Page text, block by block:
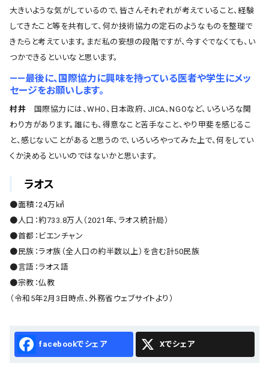
大きいような気がしているので、皆さんそれぞれが考えていること、経験
してきたこと等を共有して、何か技術協力の定石のようなものを整理で
きたらと考えています。まだ私の妄想の段階ですが、今すぐでなくても、い
つかできるといいなと思います。
――最後に、国際協力に興味を持っている医者や学生にメッ
セージをお願いします。
村井 国際協力には、WHO、日本政府、JICA、NGOなど、いろいろな関
わり方があります。誰にも、得意なこと苦手なこと、やり甲斐を感じるこ
と、感じないことがあると思うので、いろいろやってみた上で、何をしてい
くか決めるといいのではないかと思います。
ラオス
●面積：24万㎢
●人口：約733.8万人（2021年、ラオス統計局）
●首都：ビエンチャン
●民族：ラオ族（全人口の約半数以上）を含む計50民族
●言語：ラオス語
●宗教：仏教
（令和5年2月3日時点、外務省ウェブサイトより）
Facebook X